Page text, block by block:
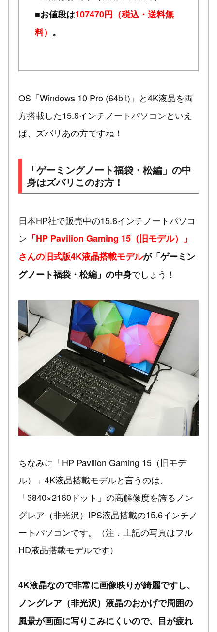
■お値段は107470円（税込・送料無
料） 。
OS「Windows 10 Pro (64bit)」と4K液晶を両
方搭載した15.6インチノートパソコンといえ
ば、ズバリあの方ですね！
「ゲーミングノート福袋・松編」の中
身はズバリこのお方！
日本HP社で販売中の15.6インチノートパソコ
ン 「HP Pavilion Gaming 15（旧モデル）」
さんの旧式版4K液晶搭載モデルが「ゲーミン
グノート福袋・松編」の中身でしょう！
ちなみに「HP Pavilion Gaming 15（旧モデ
ル）」4K液晶搭載モデルと言うのは、
「3840×2160ドット」の高解像度を誇るノン
グレア（非光沢）IPS液晶搭載の15.6インチノ
ートパソコンです。（注．上記の写真はフル
HD液晶搭載モデルです）
4K液晶なので非常に画像映りが綺麗ですし、
ノングレア（非光沢）液晶のおかげで周囲の
風景が画面に写りこみにくいので、目が疲れ